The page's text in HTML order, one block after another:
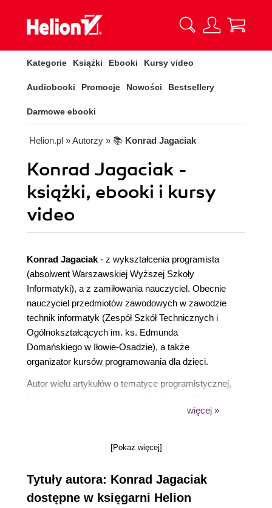
Kategorie Książki Ebooki Kursy video
Audiobooki Promocje Nowości Bestsellery
Darmowe ebooki
Helion.pl » Autorzy » 📚 Konrad Jagaciak
Konrad Jagaciak -
książki, ebooki i kursy
video
Konrad Jagaciak - z wykształcenia programista
(absolwent Warszawskiej Wyższej Szkoły
Informatyki), a z zamiłowania nauczyciel. Obecnie
nauczyciel przedmiotów zawodowych w zawodzie
technik informatyk (Zespół Szkół Technicznych i
Ogólnokształcących im. ks. Edmunda
Domańskiego w Iłowie-Osadzie), a także
organizator kursów programowania dla dzieci.
Autor wielu artykułów o tematyce programistycznej,
Świat, ale także w czasopismach Programista
więcej »
[Pokaż więcej]
Tytuły autora: Konrad Jagaciak
dostępne w księgarni Helion